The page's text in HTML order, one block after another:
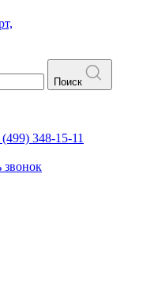
Поиск
348-15-11
звонок